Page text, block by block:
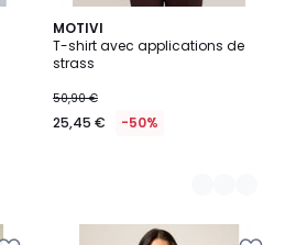
MOTIVI
T-shirt avec applications de
strass
50,90 €
25,45 € -50%
2
Couleurs